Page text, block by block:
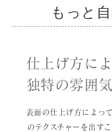
もっと
仕上げ方に
独特の雰囲
表面の仕上げ方によっ
のテクスチャーを出す